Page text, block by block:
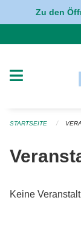
Navigation
Zu den
STARTSEITE
Keine